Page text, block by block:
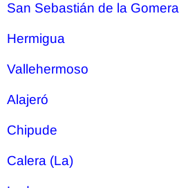
San Sebastián de la Gomera
Hermigua
Vallehermoso
Alajeró
Chipude
Calera (La)